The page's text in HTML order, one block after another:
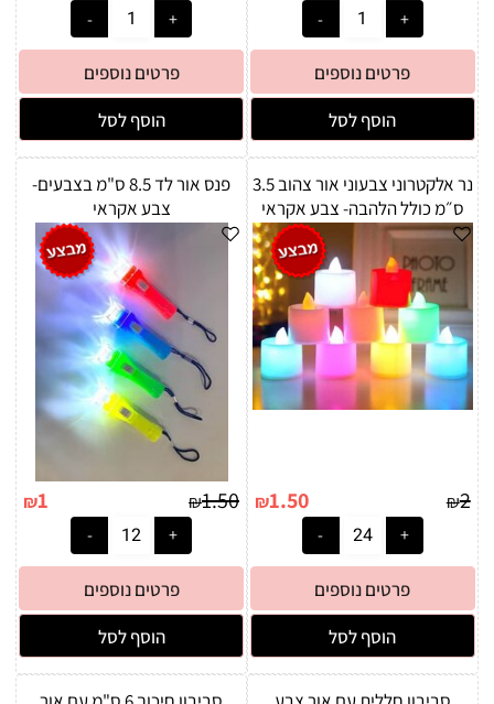
פרטים נוספים
הוסף לסל
פרטים נוספים
הוסף לסל
נר אלקטרוני צבעוני אור צהוב 3.5
ס״מ כולל הלהבה- צבע אקראי
₪2
₪1.50
פרטים נוספים
הוסף לסל
פנס אור לד 8.5 ס"מ בצבעים-
צבע אקראי
₪1.50
₪1
פרטים נוספים
הוסף לסל